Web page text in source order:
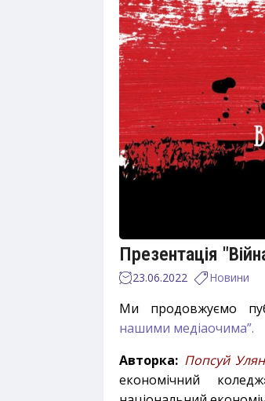
Презентація
23.06.2022 Новини
Ми продовжуємо
нашими медіаочима”.
Авторка: Попсуй
економічний